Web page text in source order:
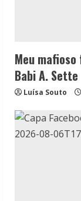
Meu
Babi A. Sette
Luísa Souto